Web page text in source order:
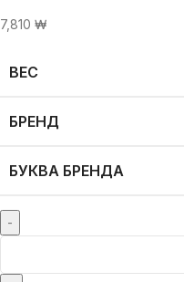
7,810 ₩
ВЕС
БРЕНД
БУКВА БРЕНДА